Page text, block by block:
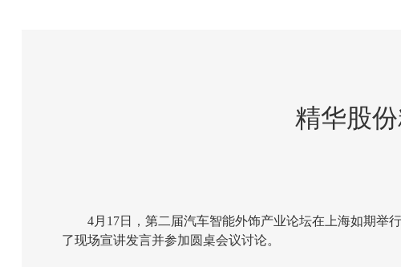
精华股
4月17日，第二届汽车智能外饰产业论坛在上海如期举
了现场宣讲发言并参加圆桌会议讨论。